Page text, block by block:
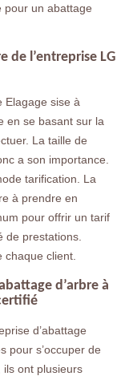
pour un abattage
de l’entreprise LG
Elagage sise à
en se basant sur la
La taille de
a son importance.
tarification. La
à prendre en
pour offrir un tarif
de prestations.
chaque client.
d’arbre à
d’abattage
pour s’occuper de
ils ont plusieurs